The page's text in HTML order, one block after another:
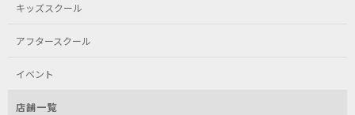
キッズスクール
アフタースクール
イベント
店舗一覧